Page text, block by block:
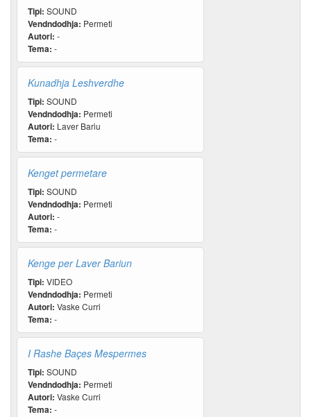
Tipi: SOUND
Vendndodhja: Permeti
Autori: -
Tema: -
Kunadhja Leshverdhe
Tipi: SOUND
Vendndodhja: Permeti
Autori: Laver Bariu
Tema: -
Kenget permetare
Tipi: SOUND
Vendndodhja: Permeti
Autori: -
Tema: -
Kenge per Laver Bariun
Tipi: VIDEO
Vendndodhja: Permeti
Autori: Vaske Curri
Tema: -
I Rashe Baçes Mespermes
Tipi: SOUND
Vendndodhja: Permeti
Autori: Vaske Curri
Tema: -